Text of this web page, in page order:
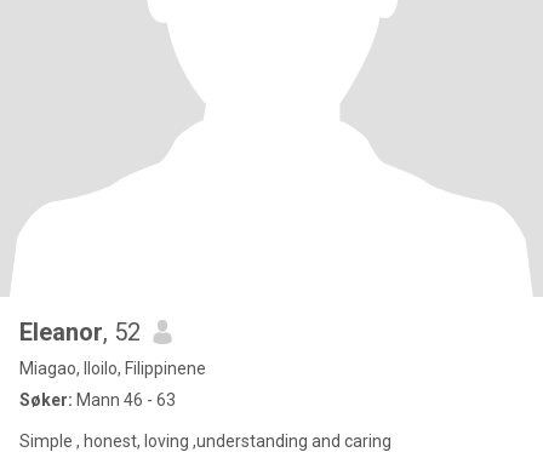
Eleanor, 52
Miagao, Iloilo, Filippinene
Søker: Mann 46 - 63
Simple , honest, loving ,understanding and caring